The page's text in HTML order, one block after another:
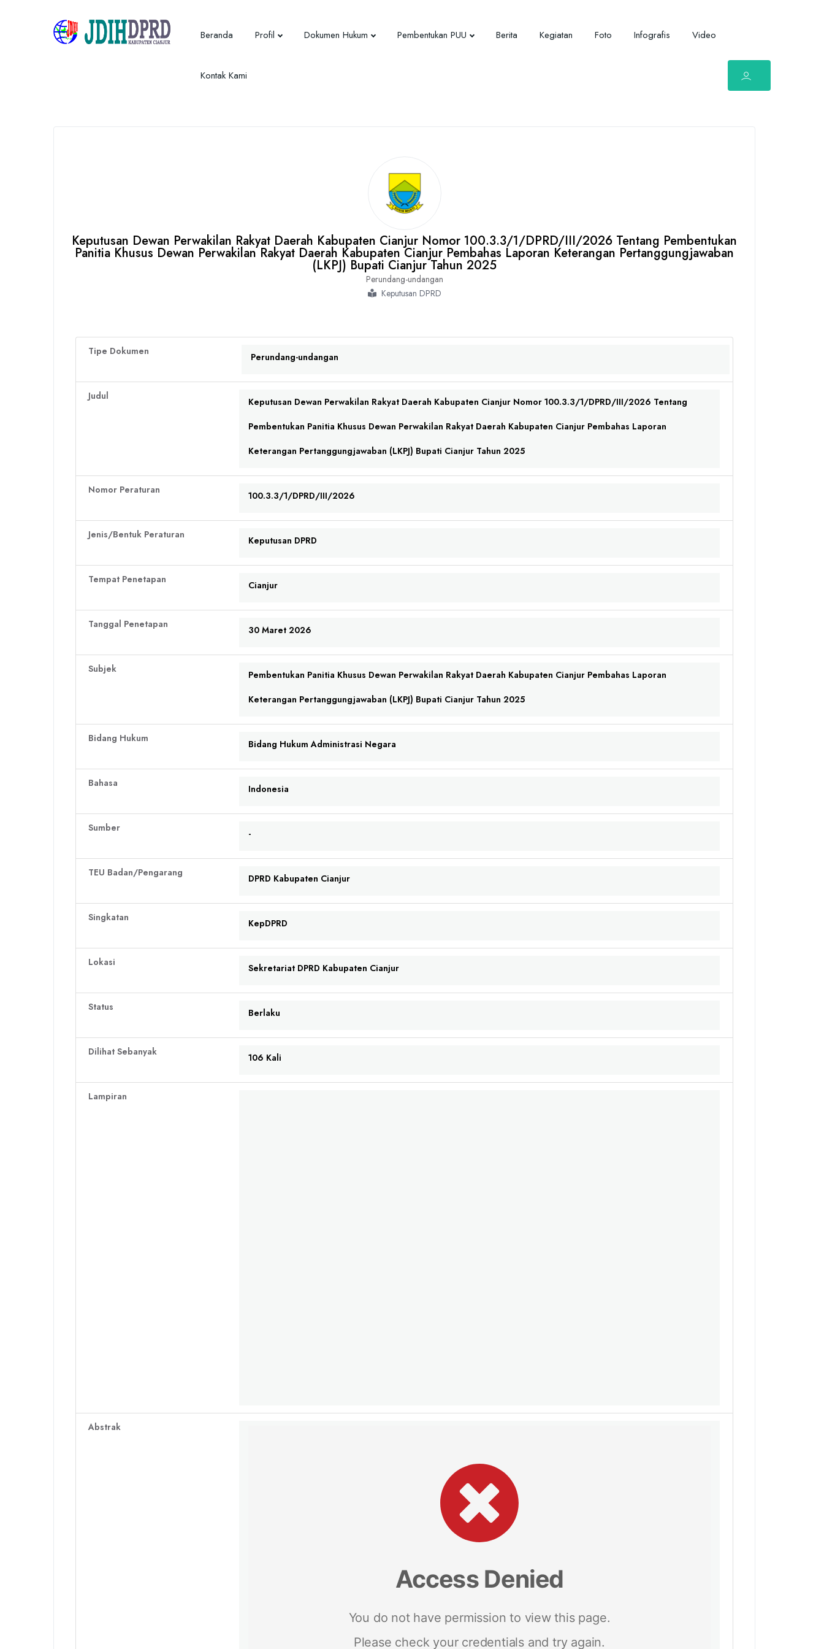
Beranda Profil Dokumen Hukum Pembentukan PUU Berita Kegiatan Foto Infografis Video
Kontak Kami
Keputusan Dewan Perwakilan Rakyat Daerah Kabupaten Cianjur Nomor 100.3.3/1/DPRD/III/2026 Tentang Pembentukan
Panitia Khusus Dewan Perwakilan Rakyat Daerah Kabupaten Cianjur Pembahas Laporan Keterangan Pertanggungjawaban
(LKPJ) Bupati Cianjur Tahun 2025
Perundang-undangan
Keputusan DPRD
Tipe Dokumen Perundang-undangan
Judul
Keputusan Dewan Perwakilan Rakyat Daerah Kabupaten Cianjur Nomor 100.3.3/1/DPRD/III/2026 Tentang
Pembentukan Panitia Khusus Dewan Perwakilan Rakyat Daerah Kabupaten Cianjur Pembahas Laporan
Keterangan Pertanggungjawaban (LKPJ) Bupati Cianjur Tahun 2025
Nomor Peraturan 100.3.3/1/DPRD/III/2026
Jenis/Bentuk Peraturan Keputusan DPRD
Tempat Penetapan Cianjur
Tanggal Penetapan 30 Maret 2026
Subjek
Pembentukan Panitia Khusus Dewan Perwakilan Rakyat Daerah Kabupaten Cianjur Pembahas Laporan
Keterangan Pertanggungjawaban (LKPJ) Bupati Cianjur Tahun 2025
Bidang Hukum Bidang Hukum Administrasi Negara
Bahasa Indonesia
Sumber -
TEU Badan/Pengarang DPRD Kabupaten Cianjur
Singkatan KepDPRD
Lokasi Sekretariat DPRD Kabupaten Cianjur
Status Berlaku
Dilihat Sebanyak 106 Kali
Lampiran
Abstrak